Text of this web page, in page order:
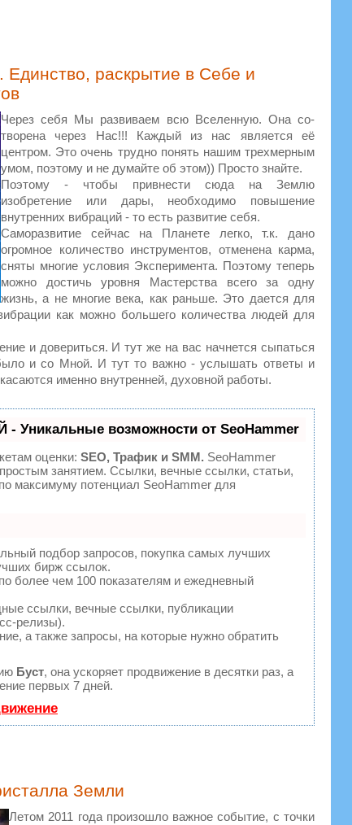
Единство, раскрытие в Себе и
Через себя Мы развиваем всю Вселенную. Она со-
творена через Нас!!! Каждый из нас является её
центром. Это очень трудно понять нашим трехмерным
умом, поэтому и не думайте об этом)) Просто знайте.
Поэтому - чтобы привнести сюда на Землю
изобретение или дары, необходимо повышение
внутренних вибраций - то есть развитие себя.
Саморазвитие сейчас на Планете легко, т.к. дано
огромное количество инструментов, отменена карма,
сняты многие условия Эксперимента. Поэтому теперь
можно достичь уровня Мастерства всего за одну
жизнь, а не многие века, как раньше. Это дается для
как можно большего количества людей для
и довериться. И тут же на вас начнется сыпаться
и со Мной. И тут то важно - услышать ответы и
именно внутренней, духовной работы.
возможности от SeoHammer
оценки: SEO, Трафик и SMM. SeoHammer
занятием. Ссылки, вечные ссылки, статьи,
максимуму потенциал SeoHammer для
подбор запросов, покупка самых лучших
бирж ссылок.
более чем 100 показателям и ежедневный
ссылки, вечные ссылки, публикации
релизы).
а также запросы, на которые нужно обратить
Буст, она ускоряет продвижение в десятки раз, а
первых 7 дней.
Земли
Летом 2011 года произошло важное событие, с точки